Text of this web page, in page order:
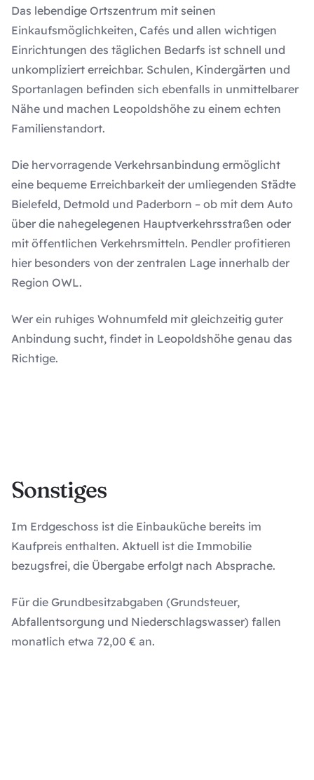
Das lebendige Ortszentrum mit seinen
Einkaufsmöglichkeiten, Cafés und allen wichtigen
Einrichtungen des täglichen Bedarfs ist schnell und
unkompliziert erreichbar. Schulen, Kindergärten und
Sportanlagen befinden sich ebenfalls in unmittelbarer
Nähe und machen Leopoldshöhe zu einem echten
Familienstandort.
Die hervorragende Verkehrsanbindung ermöglicht
eine bequeme Erreichbarkeit der umliegenden Städte
Bielefeld, Detmold und Paderborn – ob mit dem Auto
über die nahegelegenen Hauptverkehrsstraßen oder
mit öffentlichen Verkehrsmitteln. Pendler profitieren
hier besonders von der zentralen Lage innerhalb der
Region OWL.
Wer ein ruhiges Wohnumfeld mit gleichzeitig guter
Anbindung sucht, findet in Leopoldshöhe genau das
Richtige.
Sonstiges
Im Erdgeschoss ist die Einbauküche bereits im
Kaufpreis enthalten. Aktuell ist die Immobilie
bezugsfrei, die Übergabe erfolgt nach Absprache.
Für die Grundbesitzabgaben (Grundsteuer,
Abfallentsorgung und Niederschlagswasser) fallen
monatlich etwa 72,00 € an.